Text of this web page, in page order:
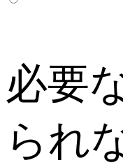
必要
られ